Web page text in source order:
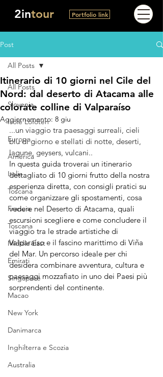
2intour Portfolio link
Post
All Posts
Slovenia
Isole Lofoten
Europa
America
Italia
Toscana
Francia
Toscana
Middle East
Emirati
Singapore
Macao
New York
Danimarca
Inghilterra e Scozia
Australia
All Posts
Itinerario di 10 giorni nel Cile del
Nord: dal deserto di Atacama alle
colorate colline di Valparaíso
Aggiornamento: 8 giu
...un viaggio tra paesaggi surreali, cieli
blu di giorno e stellati di notte, deserti,
lagune, geysers, vulcani..
In questa guida troverai un itinerario
dettagliato di 10 giorni frutto della nostra
esperienza diretta, con consigli pratici su
come organizzare gli spostamenti, cosa
vedere nel Deserto di Atacama, quali
escursioni scegliere e come concludere il
viaggio tra le strade artistiche di
Valparaíso e il fascino marittimo di Viña
del Mar. Un percorso ideale per chi
desidera combinare avventura, cultura e
paesaggi mozzafiato in uno dei Paesi più
sorprendenti del continente.